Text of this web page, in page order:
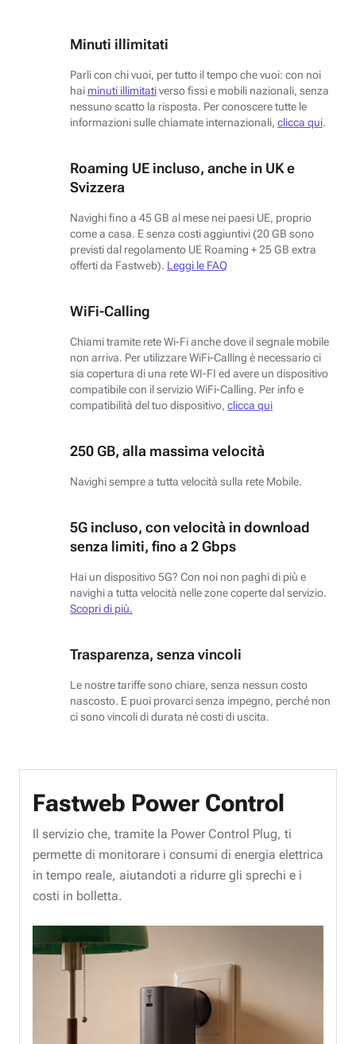
Minuti illimitati
Parli con chi vuoi, per tutto il tempo che vuoi: con noi
hai minuti illimitativerso fissi e mobili nazionali, senza
nessuno scatto la risposta. Per conoscere tutte le
informazioni sulle chiamate internazionali, clicca qui.
Roaming UE incluso, anche in UK e
Svizzera
Navighi fino a 45 GB al mese nei paesi UE, proprio
come a casa. E senza costi aggiuntivi (20 GB sono
previsti dal regolamento UE Roaming + 25 GB extra
offerti da Fastweb). Leggi le FAQ
WiFi-Calling
Chiami tramite rete Wi-Fi anche dove il segnale mobile
non arriva. Per utilizzare WiFi-Calling è necessario ci
sia copertura di una rete WI-FI ed avere un dispositivo
compatibile con il servizio WiFi-Calling. Per info e
compatibilità del tuo dispositivo, clicca qui
250 GB, alla massima velocità
Navighi sempre a tutta velocità sulla rete Mobile.
5G incluso, con velocità in download
senza limiti, fino a 2 Gbps
Hai un dispositivo 5G? Con noi non paghi di più e
navighi a tutta velocità nelle zone coperte dal servizio.
Scopri di più.
Trasparenza, senza vincoli
Le nostre tariffe sono chiare, senza nessun costo
nascosto. E puoi provarci senza impegno, perché non
ci sono vincoli di durata né costi di uscita.
Fastweb Power Control
Il servizio che, tramite la Power Control Plug, ti
permette di monitorare i consumi di energia elettrica
in tempo reale, aiutandoti a ridurre gli sprechi e i
costi in bolletta.